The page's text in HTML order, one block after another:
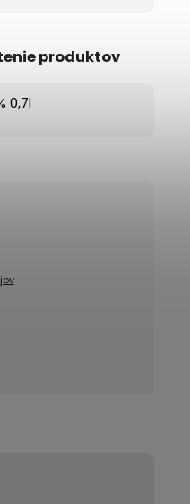
produktov
0,7l